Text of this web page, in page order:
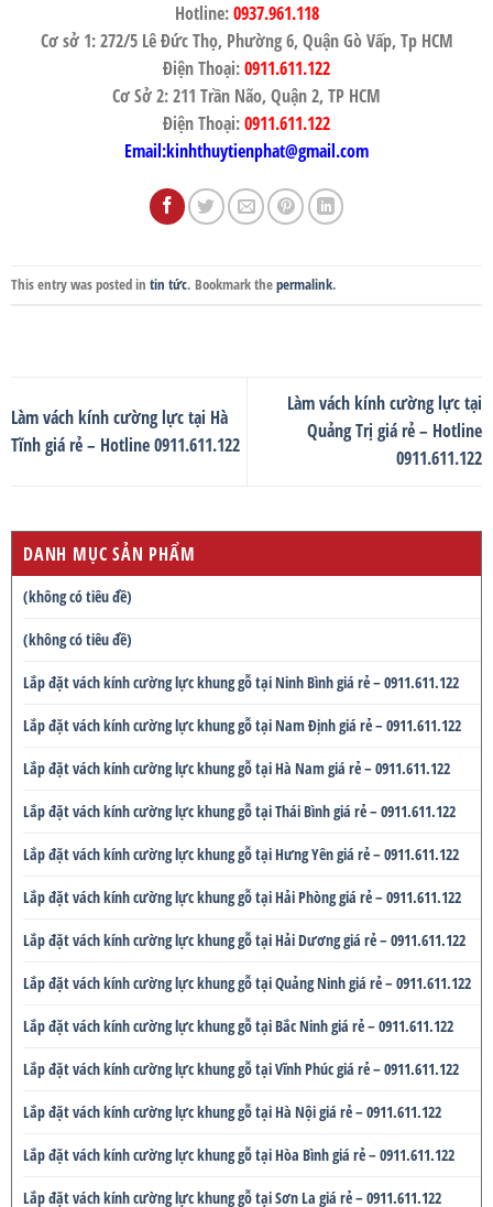
Hotline:0937.961.118
Cơ sở 1: 272/5 Lê Đức Thọ, Phường 6, Quận Gò Vấp, Tp HCM
Điện Thoại:0911.611.122
Cơ Sở 2: 211 Trần Não, Quận 2, TP HCM
Điện Thoại:0911.611.122
Email:kinhthuytienphat@gmail.com
This entry was posted in tin tức. Bookmark thepermalink.
Làm vách kính cường lực tại Hà
Tĩnh giá rẻ – Hotline 0911.611.122
Làm vách kính cường lực tại
Quảng Trị giá rẻ – Hotline
0911.611.122
DANH MỤC SẢN PHẨM
(không có tiêu đề)
(không có tiêu đề)
Lắp đặt vách kính cường lực khung gỗ tại Ninh Bình giá rẻ – 0911.611.122
Lắp đặt vách kính cường lực khung gỗ tại Nam Định giá rẻ – 0911.611.122
Lắp đặt vách kính cường lực khung gỗ tại Hà Nam giá rẻ – 0911.611.122
Lắp đặt vách kính cường lực khung gỗ tại Thái Bình giá rẻ – 0911.611.122
Lắp đặt vách kính cường lực khung gỗ tại Hưng Yên giá rẻ – 0911.611.122
Lắp đặt vách kính cường lực khung gỗ tại Hải Phòng giá rẻ – 0911.611.122
Lắp đặt vách kính cường lực khung gỗ tại Hải Dương giá rẻ – 0911.611.122
Lắp đặt vách kính cường lực khung gỗ tại Quảng Ninh giá rẻ – 0911.611.122
Lắp đặt vách kính cường lực khung gỗ tại Bắc Ninh giá rẻ – 0911.611.122
Lắp đặt vách kính cường lực khung gỗ tại Vĩnh Phúc giá rẻ – 0911.611.122
Lắp đặt vách kính cường lực khung gỗ tại Hà Nội giá rẻ – 0911.611.122
Lắp đặt vách kính cường lực khung gỗ tại Hòa Bình giá rẻ – 0911.611.122
Lắp đặt vách kính cường lực khung gỗ tại Sơn La giá rẻ – 0911.611.122